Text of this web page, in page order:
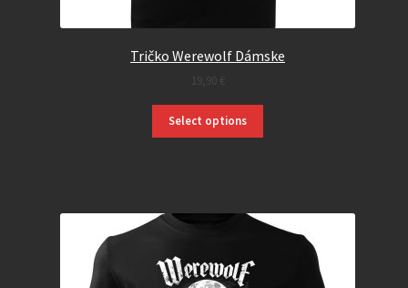
Tričko Werewolf Dámske
19,90 €
Select options